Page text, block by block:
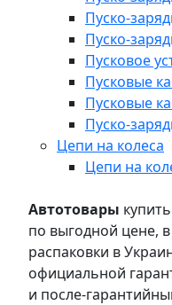
Пуско-
Пуско-
Пусковое
Пусковые
Пусковые
Пуско-
Цепи на колеса
Цепи на
Автотовары
по выгодной цене,
распаковки в
официальной
и после-